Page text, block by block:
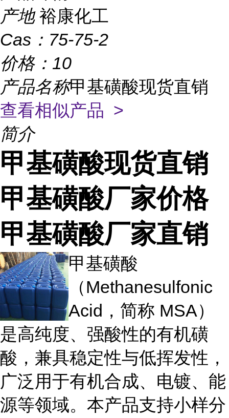
产地 裕康化工
Cas： 75-75-2
价格： 10
产品名称甲基磺酸现货直销
查看相似产品 >
简介
甲基磺酸现货直销
甲基磺酸厂家价格
甲基磺酸厂家直销
甲基磺酸
（Methanesulfonic
Acid，简称 MSA）
是高纯度、强酸性的有机磺
酸，兼具稳定性与低挥发性，
广泛用于有机合成、电镀、能
源等领域。本产品支持小样分